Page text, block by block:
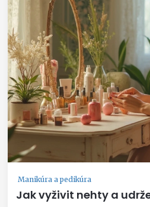
Manikúra a pedikúra
Jak vyživit nehty a